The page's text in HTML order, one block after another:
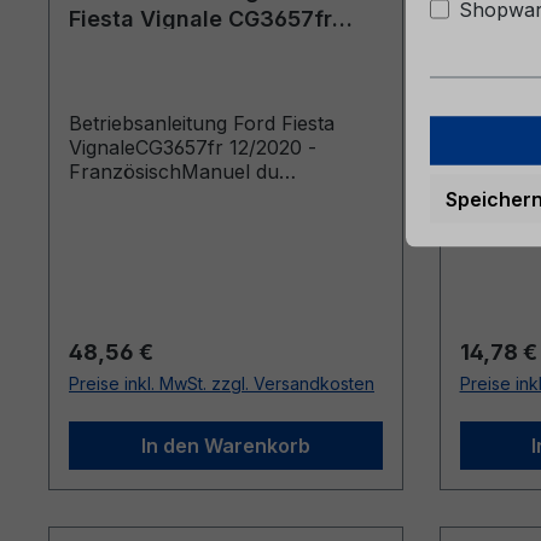
Fiesta Vignale CG3657fr
Betriebsanleitung Ford Fiesta
VignaleCG3657fr 12/2020 -
FranzösischManuel du
Regulärer Preis:
48,56 €
Preise inkl. MwSt. zzgl. Versandkosten
In den Warenkorb
Inhalt)
14,78 €
Preise
Speichern